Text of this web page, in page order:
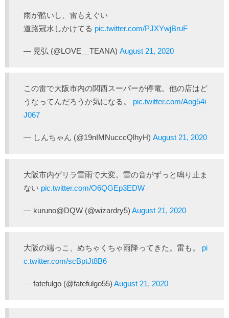
雨が酷いし、雷もえぐい
道路冠水しかけてる pic.twitter.com/PJXYwjBruF
— 晃弘 (@LOVE__TEANA) August 21, 2020
この雷で大阪市内の関西スーパーが停電。他の店はど
うなってんだろうか気になる。 pic.twitter.com/Aog54i
J067
— しんちゃん (@19nIMNucccQlhyH) August 21, 2020
大阪市内ゲリラ雷雨で大変。雷の音がずっと鳴り止ま
ない pic.twitter.com/O6QGEp3EDW
— kuruno@DQW (@wizardry5) August 21, 2020
大阪の端っこ、めちゃくちゃ雨降ってきた。雷も。 pi
c.twitter.com/scBptJt8B6
— fatefulgo (@fatefulgo55) August 21, 2020